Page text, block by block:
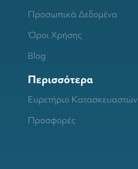
Προσωπικά Δεδομένα
Όροι Χρήσης
Blog
Περισσότερα
Ευρετήριο Κατασκευαστών
Προσφορές